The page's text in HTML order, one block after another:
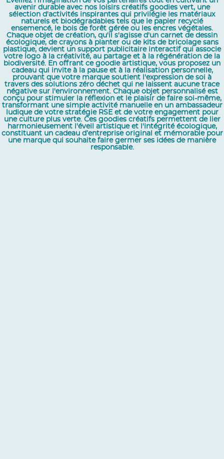
avenir durable avec nos loisirs créatifs goodies vert, une
sélection d'activités inspirantes qui privilégie les matériaux
naturels et biodégradables tels que le papier recyclé
ensemencé, le bois de forêt gérée ou les encres végétales.
Chaque objet de création, qu'il s'agisse d'un carnet de dessin
écologique, de crayons à planter ou de kits de bricolage sans
plastique, devient un support publicitaire interactif qui associe
votre logo à la créativité, au partage et à la régénération de la
biodiversité. En offrant ce goodie artistique, vous proposez un
cadeau qui invite à la pause et à la réalisation personnelle,
prouvant que votre marque soutient l'expression de soi à
travers des solutions zéro déchet qui ne laissent aucune trace
négative sur l'environnement. Chaque objet personnalisé est
conçu pour stimuler la réflexion et le plaisir de faire soi-même,
transformant une simple activité manuelle en un ambassadeur
ludique de votre stratégie RSE et de votre engagement pour
une culture plus verte. Ces goodies créatifs permettent de lier
harmonieusement l'éveil artistique et l'intégrité écologique,
constituant un cadeau d’entreprise original et mémorable pour
une marque qui souhaite faire germer ses idées de manière
responsable.